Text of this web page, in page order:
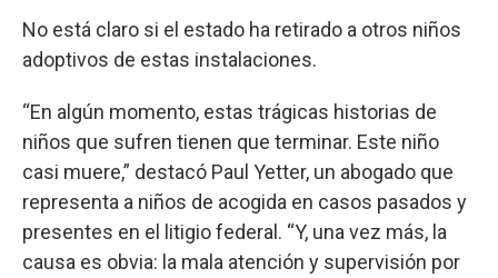
No está claro si el estado ha retirado a otros niños
adoptivos de estas instalaciones.
“En algún momento, estas trágicas historias de
niños que sufren tienen que terminar. Este niño
casi muere,” destacó Paul Yetter, un abogado que
representa a niños de acogida en casos pasados y
presentes en el litigio federal. “Y, una vez más, la
causa es obvia: la mala atención y supervisión por